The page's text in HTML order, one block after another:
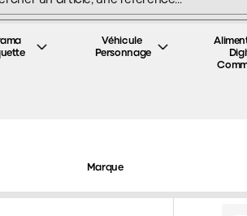
Véhicule
Personnage
Marque